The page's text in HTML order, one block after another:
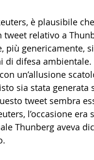
è plausibile
tweet relativo a
più genericamente,
di difesa
un’allusione
sia stata generata
tweet sembra
l’occasione era
Thunberg aveva